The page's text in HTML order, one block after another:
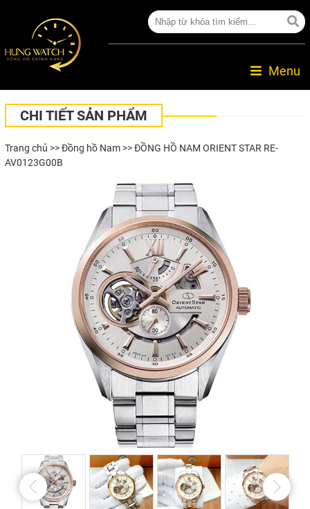
Menu
CHI TIẾT SẢN PHẨM
Trang chủ >>Đồng hồ Nam>> ĐỒNG HỒ NAM ORIENT STAR RE-
AV0123G00B